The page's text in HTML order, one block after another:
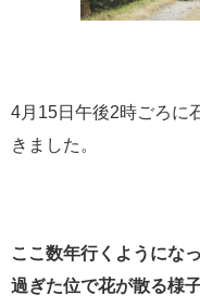
4月15日午後2時ごろに
きました。
ここ数年行くようにな
過ぎた位で花が散る様